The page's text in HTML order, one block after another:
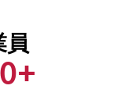
員
+